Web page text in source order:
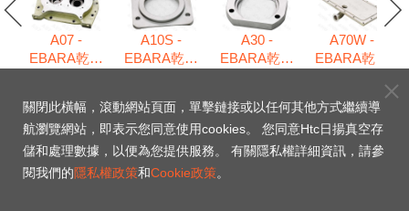
A07 -
EBARA乾式
A10S -
EBARA乾式
A30 -
EBARA乾式
A70W -
EBARA乾式
AA20 - EBARA乾式真
關閉此橫幅，滾動網站頁面，單擊鏈接或以任何其他方式繼續導
航瀏覽網站，即表示您同意使用cookies。 您同意Htc日揚真空存
儲和處理數據，以便為您提供服務。 有關隱私權詳細資訊，請參
閱我們的隱私權政策和Cookie政策。